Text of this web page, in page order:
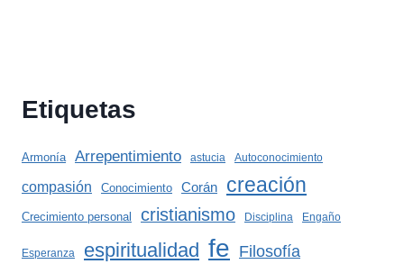
Etiquetas
Armonía Arrepentimiento astucia Autoconocimiento
compasión Conocimiento Corán creación
Crecimiento personal cristianismo Disciplina Engaño
Esperanza espiritualidad fe Filosofía